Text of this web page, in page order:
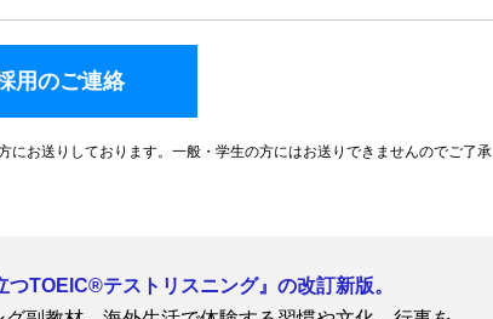
用のご連絡
お送りしております。一般・学生の方にはお送りできませんのでご了承
TOEIC®テストリスニング』の改訂新版。